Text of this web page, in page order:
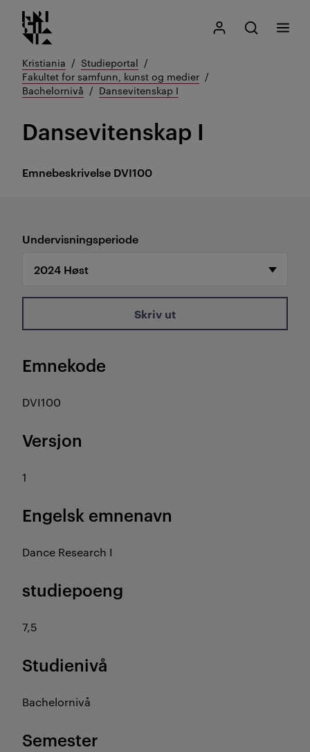
Gå
til
innhold
Kristiania logo
Mitt Kristiania
Åpne søk
Søk
Meny
Kristiania
Studieportal
Fakultet for samfunn, kunst og medier
Bachelornivå
Dansevitenskap I
Emnebeskrivelse DVI100
Dansevitenskap I
Undervisningsperiode
Skriv ut
Emnekode
DVI100
Versjon
1
Engelsk emnenavn
Dance Research I
studiepoeng
7,5
Studienivå
Bachelornivå
Semester